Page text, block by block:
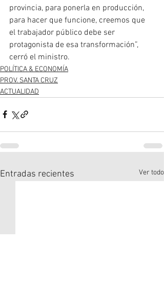
provincia, para ponerla en producción,
para hacer que funcione, creemos que
el trabajador público debe ser
protagonista de esa transformación”,
cerró el ministro.
POLÍTICA & ECONOMÍA
PROV. SANTA CRUZ
ACTUALIDAD
Entradas recientes Ver todo